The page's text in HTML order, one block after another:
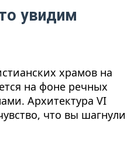
увидим
храмов на
на фоне речных
Архитектура VI
что вы шагнули